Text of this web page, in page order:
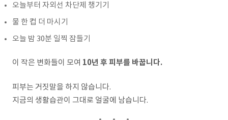
오늘부터 자외선 차단제 챙기기
물 한 컵 더 마시기
오늘 밤 30분 일찍 잠들기
이 작은 변화들이 모여 10년 후 피부를 바꿉니다.
피부는 거짓말을 하지 않습니다.
지금의 생활습관이 그대로 얼굴에 남습니다.